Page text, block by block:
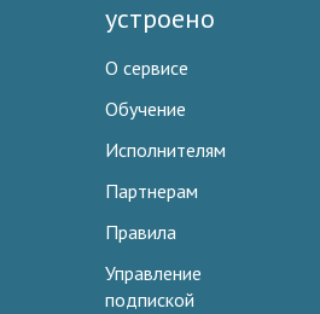
устроено
О сервисе
Обучение
Исполнителям
Партнерам
Правила
Управление
подпиской